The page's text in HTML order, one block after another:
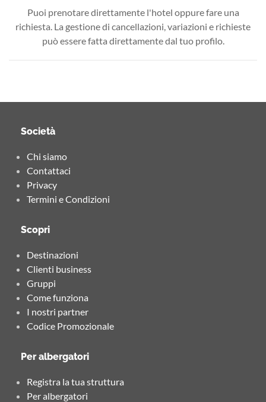
Puoi prenotare direttamente l'hotel oppure fare una
richiesta. La gestione di cancellazioni, variazioni e richieste
può essere fatta direttamente dal tuo profilo.
Società
Chi siamo
Contattaci
Privacy
Termini e Condizioni
Scopri
Destinazioni
Clienti business
Gruppi
Come funziona
I nostri partner
Codice Promozionale
Per albergatori
Registra la tua struttura
Per albergatori